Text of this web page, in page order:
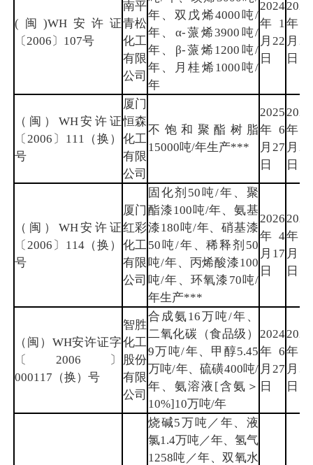
(闽)WH安许证
〔2006〕107号
南平
青松
化工
有限
公司
年、双戊烯4000吨/
年、α-蒎烯3900吨/
年、β-蒎烯1200吨/
年、月桂烯1000吨/
年
2024
年1
月22
日
2027
年1
月21
日
（闽）WH安许证
〔2006〕111（换）
号
厦门
恒森
化工
有限
公司
不饱和聚酯树脂
15000吨/年生产***
2025
年6
月27
日
2028
年6
月26
日
（闽）WH安许证
〔2006〕114（换）
号
厦门
红彩
化工
有限
公司
固化剂50吨/年、聚
酯漆100吨/年、氨基
漆180吨/年、硝基漆
50吨/年、稀释剂50
吨/年、丙烯酸漆100
吨/年、环氧漆70吨/
年生产***
2026
年4
月17
日
2029
年4
月16
日
（闽）WH安许证字
〔2006〕
000117（换）号
智胜
化工
股份
有限
公司
合成氨16万吨/年、
二氧化碳（食品级）
9万吨/年、甲醇5.45
万吨/年、硫磺400吨/
年、氨溶液[含氨＞
10%]10万吨/年
2024
年6
月27
日
2025
年12
月31
日
烧碱5万吨／年、液
氯1.4万吨／年、氢气
1258吨／年、双氧水